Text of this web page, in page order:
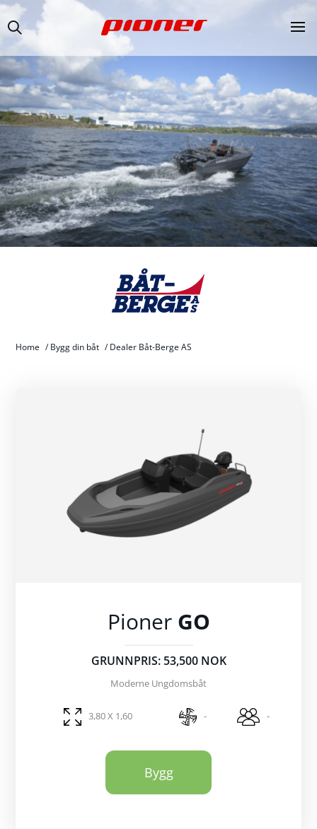
Home /Bygg din båt /Dealer Båt-Berge AS
Pioner GO
GRUNNPRIS: 53,500 NOK
Moderne Ungdomsbåt
3,80 X 1,60 - -
Bygg